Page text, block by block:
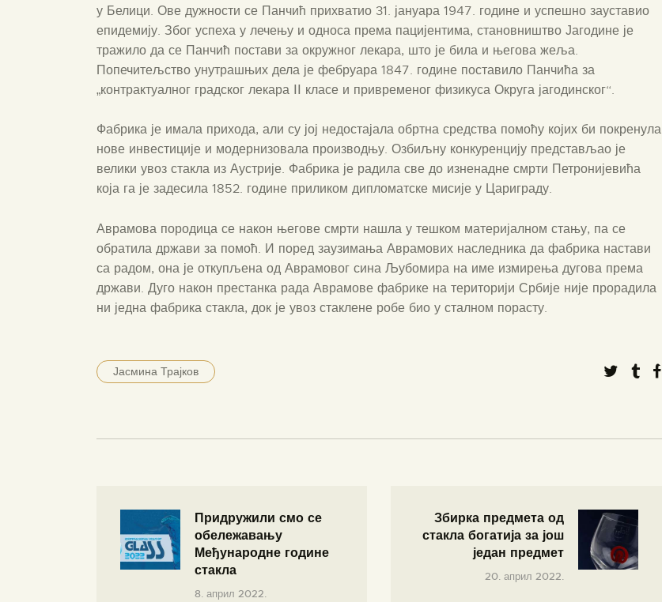
у Белици. Ове дужности се Панчић прихватио 31. јануара 1947. године и успешно зауставио
епидемију. Због успеха у лечењу и односа према пацијентима, становништво Јагодине је
тражило да се Панчић постави за окружног лекара, што је била и његова жеља.
Попечитељство унутрашњих дела је фебруара 1847. године поставило Панчића за
„контрактуалног градског лекара ⅠⅠ класе и привременог физикуса Округа јагодинског“.
Фабрика је имала прихода, али су јој недостајала обртна средства помоћу којих би покренула
нове инвестиције и модернизовала производњу. Озбиљну конкуренцију представљао је
велики увоз стакла из Аустрије. Фабрика је радила све до изненадне смрти Петронијевића
која га је задесила 1852. године приликом дипломатске мисије у Цариграду.
Аврамова породица се након његове смрти нашла у тешком материјалном стању, па се
обратила држави за помоћ. И поред заузимања Аврамових наследника да фабрика настави
са радом, она је откупљена од Аврамовог сина Љубомира на име измирења дугова према
држави. Дуго након престанка рада Аврамове фабрике на територији Србије није прорадила
ни једна фабрика стакла, док је увоз стаклене робе био у сталном порасту.
Јасмина Трајков
Придружили смо се
обележавању
Међународне године
стакла
8. април 2022.
Збирка предмета од
стакла богатија за још
један предмет
20. април 2022.